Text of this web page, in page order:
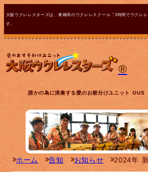
大阪ウクレレスターズは、東梅田のウクレレスクール『2時間でウクレ
す。
®
誰かの為に演奏する愛のお裾分けユニット OUS
ホーム 告知 お知らせ 2024年